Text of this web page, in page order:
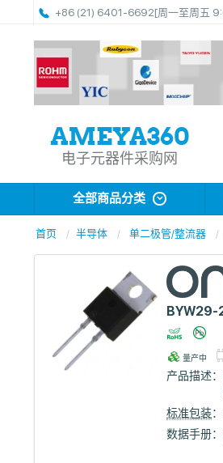
+86 (21) 6401-6692[周一至周五
电子元器件采购网
全部商品分类
首页 半导体 单二极管/整流器
BYW29-
量产中
产品描述：
标准包装：
数据手册：